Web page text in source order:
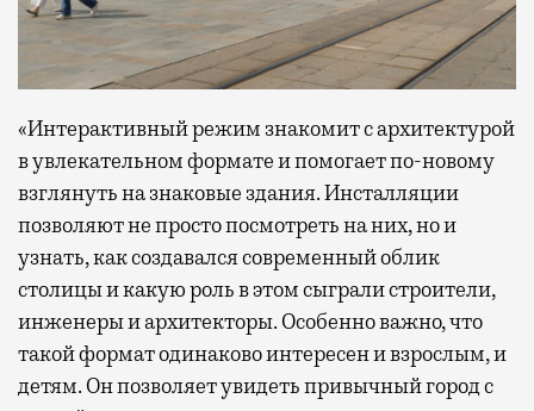
«Интерактивный режим знакомит с архитектурой
в увлекательном формате и помогает по-новому
взглянуть на знаковые здания. Инсталляции
позволяют не просто посмотреть на них, но и
узнать, как создавался современный облик
столицы и какую роль в этом сыграли строители,
инженеры и архитекторы. Особенно важно, что
такой формат одинаково интересен и взрослым, и
детям. Он позволяет увидеть привычный город с